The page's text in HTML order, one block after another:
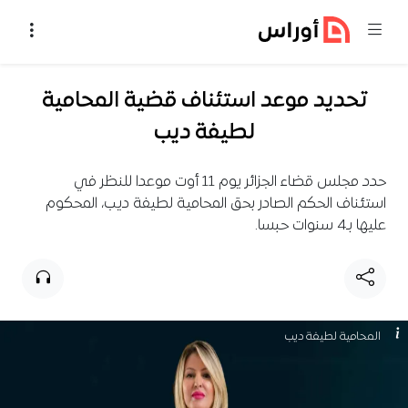
تحديد موعد استئناف قضية المحامية
لطيفة ديب
حدد مجلس قضاء الجزائر يوم 11 أوت موعدا للنظر في
استئناف الحكم الصادر بحق المحامية لطيفة ديب، المحكوم
عليها بـ4 سنوات حبسا.
المحامية لطيفة ديب